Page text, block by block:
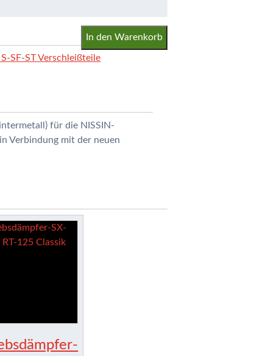
In den Warenkorb
SF-ST Verschleißteile
für die NISSIN-
Verbindung mit der neuen